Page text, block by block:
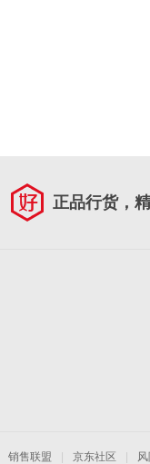
正品行货，
销售联盟 京东社区